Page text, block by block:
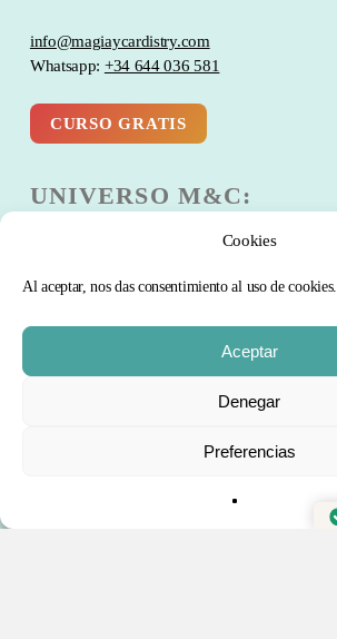
Cookies
Al aceptar, nos das consentimiento al uso de cookies.
Aceptar
Denegar
Preferencias
info@magiaycardistry.com
Whatsapp: +34 644 036 581
CURSO GRATIS
UNIVERSO M&C:
Blog
Comunidad